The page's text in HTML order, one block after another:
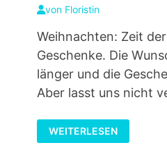
von Floristin
Weihnachten: Zeit
Geschenke. Die
länger und die
Aber lasst uns nicht
MINI-
CHRISTMAS:
KLEINE
WEITERLESEN